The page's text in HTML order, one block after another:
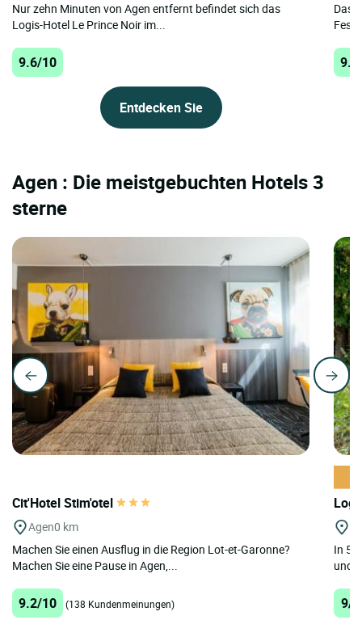
Nur zehn Minuten von Agen entfernt befindet sich das
Logis-Hotel Le Prince Noir im...
9.6/10
Entdecken Sie
Das
Agen : Die meistgebuchten Hotels 3
sterne
Cit'Hotel Stim'otel
Agen0 km
Machen Sie einen Ausflug in die Region Lot-et-Garonne?
Machen Sie eine Pause in Agen,...
9.2/10 (138 Kundenmeinungen)
In 5
und
9/